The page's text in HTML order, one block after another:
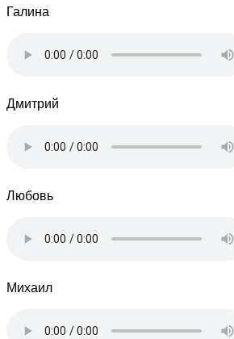
Галина
Дмитрий
Любовь
Михаил